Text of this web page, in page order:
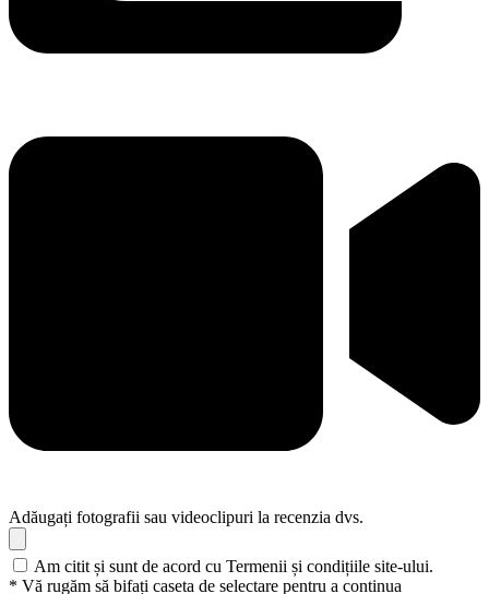
Adăugați fotografii sau videoclipuri la recenzia dvs.
Am citit și sunt de acord cu Termenii și condițiile site-ului.
* Vă rugăm să bifați caseta de selectare pentru a continua